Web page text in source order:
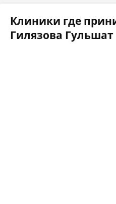
Клиники где
Гилязова